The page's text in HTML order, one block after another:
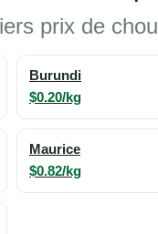
prix de
Burundi
$0.20/kg
Maurice
$0.82/kg